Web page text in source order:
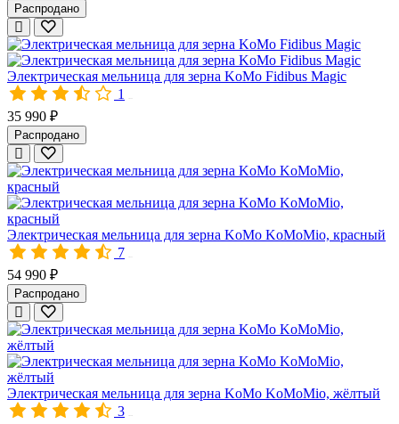
Электрическая мельница для зерна KoMo KoMoMio, зелёный
Домашняя мельница для зерна KoMo KoMoMio подходит для
- Мягкого зерна (пшеница, овёс, ячмень, рожь);
- Твёрдого зерна (рис, гречка, пшено, кукуруза);
- Семян бобовых;
- Кофе;
- Специй.
Просто насыпьте нужное количество зерна в загрузочную
Все мельницы КоМо изготовлены на фирменном заводе в
Интернет-магазин «Все Соки» – официальный поставщик
Распродано
Электрическая мельница для зерна KoMo Fidibus Magic
1
35 990 ₽
Распродано
Электрическая мельница для зерна KoMo KoMoMio, красный
7
54 990 ₽
Распродано
Электрическая мельница для зерна KoMo KoMoMio, жёлтый
3